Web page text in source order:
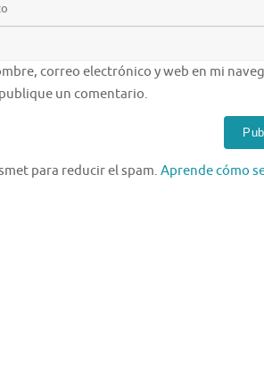
correo electrónico y web en mi
un comentario.
para reducir el spam. Aprende cómo